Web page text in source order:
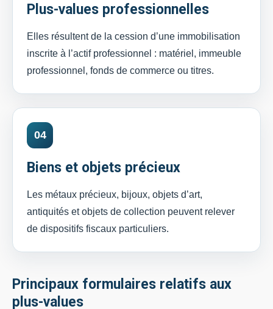
Plus-values professionnelles
Elles résultent de la cession d’une immobilisation
inscrite à l’actif professionnel : matériel, immeuble
professionnel, fonds de commerce ou titres.
04
Biens et objets précieux
Les métaux précieux, bijoux, objets d’art,
antiquités et objets de collection peuvent relever
de dispositifs fiscaux particuliers.
Principaux formulaires relatifs aux
plus-values